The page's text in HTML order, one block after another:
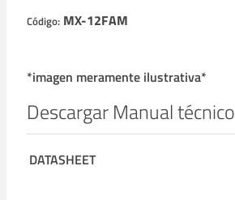
Código: MX-12FAM
*imagen meramente ilustrativa*
Descargar Manual técnico
DATASHEET